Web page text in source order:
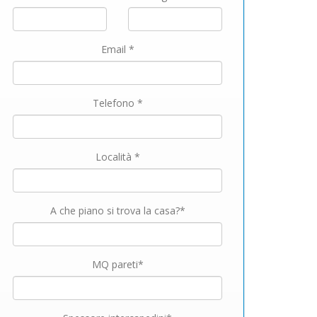
Email *
Telefono *
Località *
A che piano si trova la casa?*
MQ pareti*